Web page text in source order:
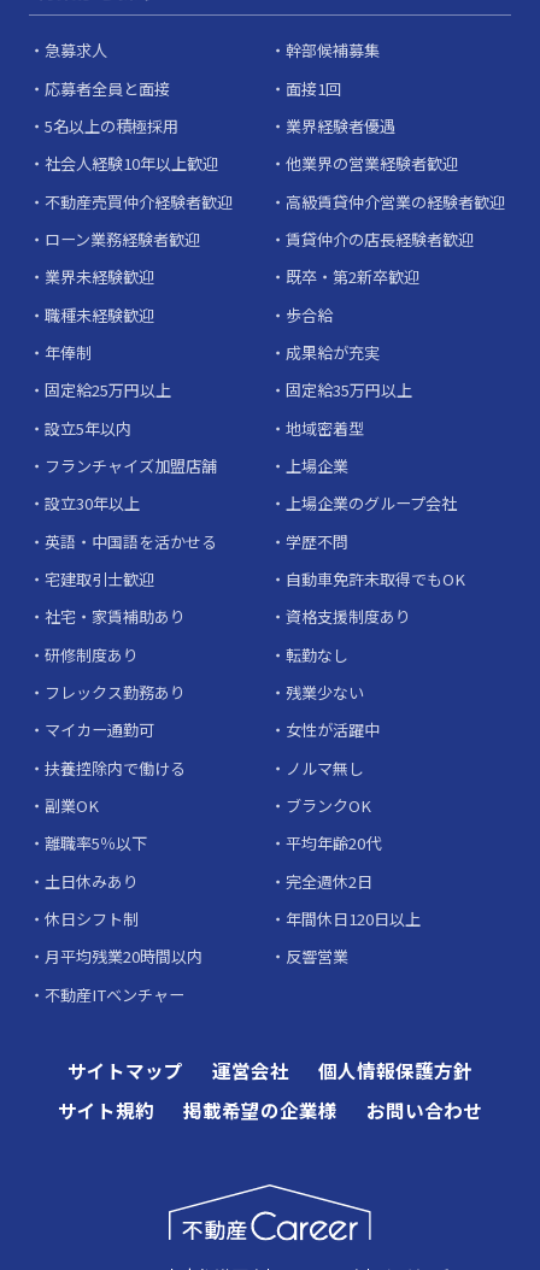
急募求人
幹部候補募集
応募者全員と面接
面接1回
5名以上の積極採用
業界経験者優遇
社会人経験10年以上歓迎
他業界の営業経験者歓迎
不動産売買仲介経験者歓迎
高級賃貸仲介営業の経験者歓迎
ローン業務経験者歓迎
賃貸仲介の店長経験者歓迎
業界未経験歓迎
既卒・第2新卒歓迎
職種未経験歓迎
歩合給
年俸制
成果給が充実
固定給25万円以上
固定給35万円以上
設立5年以内
地域密着型
フランチャイズ加盟店舗
上場企業
設立30年以上
上場企業のグループ会社
英語・中国語を活かせる
学歴不問
宅建取引士歓迎
自動車免許未取得でもOK
社宅・家賃補助あり
資格支援制度あり
研修制度あり
転勤なし
フレックス勤務あり
残業少ない
マイカー通勤可
女性が活躍中
扶養控除内で働ける
ノルマ無し
副業OK
ブランクOK
離職率5％以下
平均年齢20代
土日休みあり
完全週休2日
休日シフト制
年間休日120日以上
月平均残業20時間以内
反響営業
不動産ITベンチャー
サイトマップ 運営会社
個人情報保護方針
サイト規約
掲載希望の企業様 お問い合わせ